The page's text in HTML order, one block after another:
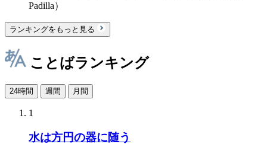
Padilla）
ランキングをもっと見る
ことばランキング
24時間 週間 月間
1
水は方円の器に随う